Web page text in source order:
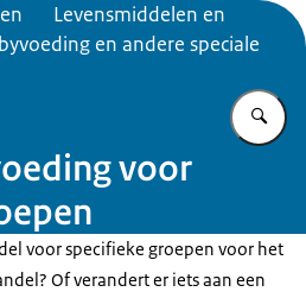
Levensmiddelen en
en andere speciale
voor
voor specifieke groepen voor het
Of verandert er iets aan een